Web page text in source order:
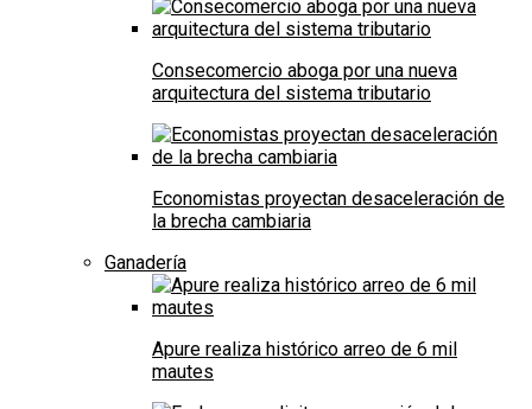
Consecomercio aboga por una nueva
arquitectura del sistema tributario
Economistas proyectan desaceleración de
la brecha cambiaria
Ganadería
Apure realiza histórico arreo de 6 mil
mautes